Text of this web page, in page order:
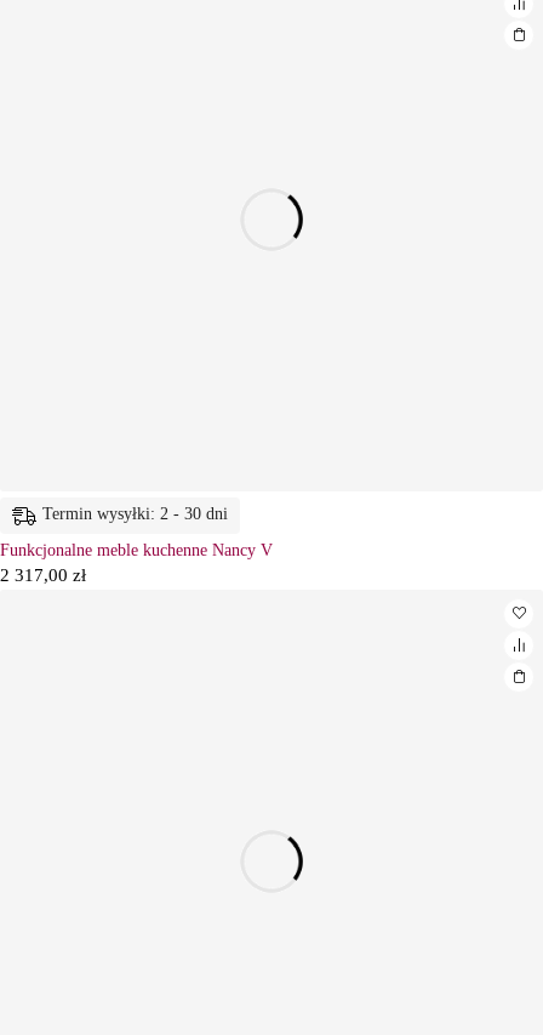
Termin wysyłki: 2 - 30 dni
Funkcjonalne meble kuchenne Nancy V
2 317,00 zł